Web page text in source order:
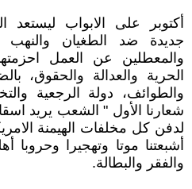
أكتوبر على الابواب ليستعد
جديدة ضد الطغيان والنهب
والمعطلين عن العمل
الحرية والعدالة والحقوق،
والطوائف، دولة الرجعية
شعارنا الأول " الشعب يريد
لدفن كل مخلفات الهيمنة
أشبعتنا موتا وتهجيرا وحروبا
والفقر والبطالة.